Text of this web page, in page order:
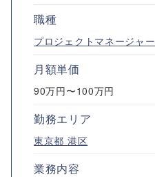
職種
プロジェクトマネージャー
月額単価
90万円〜100万円
勤務エリア
東京都 港区
業務内容